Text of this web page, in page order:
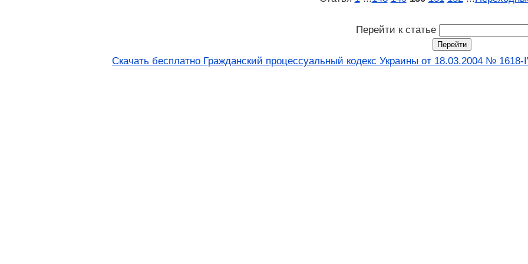
Перейти к статье
Скачать бесплатно Гражданский процессуальный кодекс Украины от 18.03.2004 № 1618-